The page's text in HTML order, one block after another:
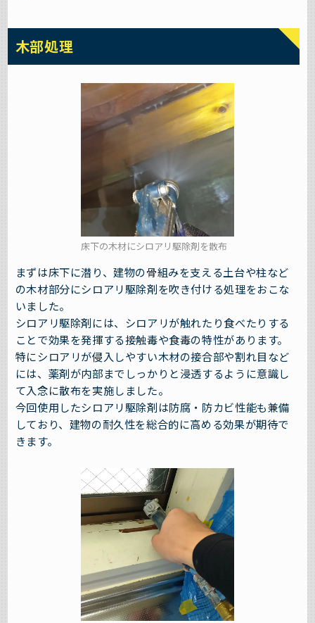
木部処理
床下の木材にシロアリ駆除剤を散布
まずは床下に潜り、建物の骨組みを支える土台や柱など
の木材部分にシロアリ駆除剤を吹き付ける処理をおこな
いました。
シロアリ駆除剤には、シロアリが触れたり食べたりする
ことで効果を発揮する接触毒や食毒の特性があります。
特にシロアリが侵入しやすい木材の接合部や割れ目など
には、薬剤が内部までしっかりと浸透するように意識し
て入念に散布を実施しました。
今回使用したシロアリ駆除剤は防腐・防カビ性能も兼備
しており、建物の耐久性を総合的に高める効果が期待で
きます。